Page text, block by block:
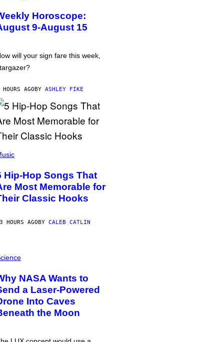
Horoscope:
9-August 15
will your sign fare this week,
AGOBY ASHLEY FIKE
Hip-Hop Songs That
Most Memorable for
Classic Hooks
HOURS AGOBY CALEB CATLIN
NASA Wants to
a Laser-Powered
Into Caves
the Moon